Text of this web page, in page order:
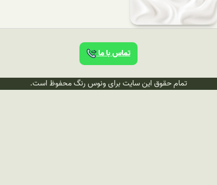
تماس با ما
تمام حقوق این سایت برای ونوس رنگ محفوظ است.